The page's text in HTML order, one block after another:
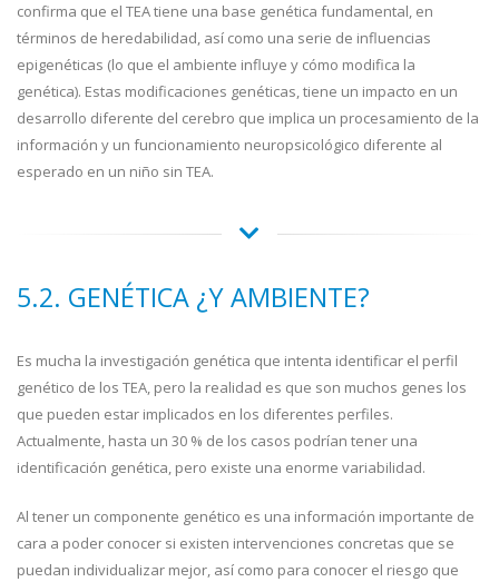
confirma que el TEA tiene una base genética fundamental, en
términos de heredabilidad, así como una serie de influencias
epigenéticas (lo que el ambiente influye y cómo modifica la
genética). Estas modificaciones genéticas, tiene un impacto en un
desarrollo diferente del cerebro que implica un procesamiento de la
información y un funcionamiento neuropsicológico diferente al
esperado en un niño sin TEA.
5.2. GENÉTICA ¿Y AMBIENTE?
Es mucha la investigación genética que intenta identificar el perfil
genético de los TEA, pero la realidad es que son muchos genes los
que pueden estar implicados en los diferentes perfiles.
Actualmente, hasta un 30 % de los casos podrían tener una
identificación genética, pero existe una enorme variabilidad.
Al tener un componente genético es una información importante de
cara a poder conocer si existen intervenciones concretas que se
puedan individualizar mejor, así como para conocer el riesgo que